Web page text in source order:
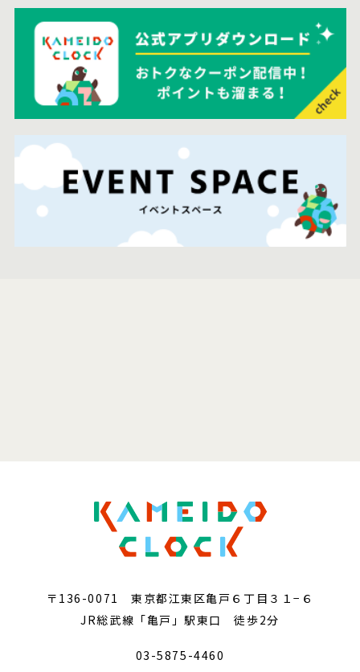
〒136-0071 東京都江東区亀戸６丁目３１−６
JR総武線「亀戸」駅東口 徒歩2分
03-5875-4460